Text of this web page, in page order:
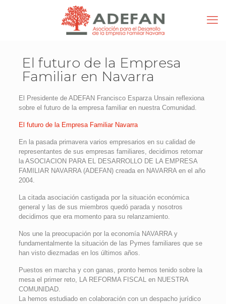
El futuro de la Empresa
Familiar en Navarra
El Presidente de ADEFAN Francisco Esparza Unsain reflexiona
sobre el futuro de la empresa familiar en nuestra Comunidad.
El futuro de la Empresa Familiar Navarra
En la pasada primavera varios empresarios en su calidad de
representantes de sus empresas familiares, decidimos retomar
la ASOCIACION PARA EL DESARROLLO DE LA EMPRESA
FAMILIAR NAVARRA (ADEFAN) creada en NAVARRA en el año
2004.
La citada asociación castigada por la situación económica
general y las de sus miembros quedó parada y nosotros
decidimos que era momento para su relanzamiento.
Nos une la preocupación por la economía NAVARRA y
fundamentalmente la situación de las Pymes familiares que se
han visto diezmadas en los últimos años.
Puestos en marcha y con ganas, pronto hemos tenido sobre la
mesa el primer reto, LA REFORMA FISCAL en NUESTRA
COMUNIDAD.
La hemos estudiado en colaboración con un despacho jurídico